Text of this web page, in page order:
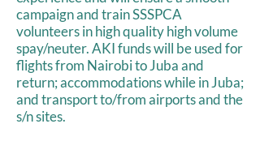
campaign and train SSSPCA
volunteers in high quality high volume
spay/neuter. AKI funds will be used for
flights from Nairobi to Juba and
return; accommodations while in Juba;
and transport to/from airports and the
s/n sites.